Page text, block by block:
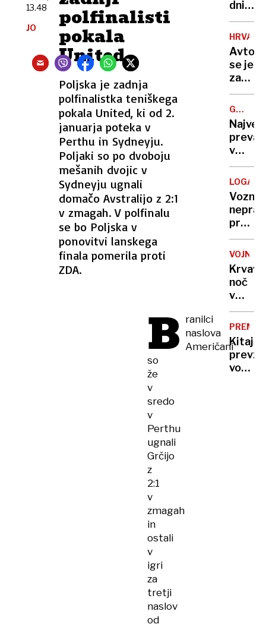
polfinalisti
pokala
United
Poljska je zadnja
polfinalistka teniškega
pokala United, ki od 2.
januarja poteka v
Perthu in Sydneyju.
Poljaki so po dvoboju
mešanih dvojic v
Sydneyju ugnali
domačo Avstralijo z 2:1
v zmagah. V polfinalu
se bo Poljska v
ponovitvi lanskega
finala pomerila proti
ZDA.
13.48
JO
B ranilci
naslova
Američani
so
že
v
sredo
v
Perthu
ugnali
Grčijo
z
2:1
v
zmagah
in
ostali
v
igri
za
tretji
naslov
od
se
izdelki
dni
po
se je
vrnil
simbol
ki je
zdaj
višji
se je
na
rampi
potniki
so
ga
tresli
in
GREGOR
v
ljudem
državo,
ki
sploh
ni
je
VOJNA
Krvava
noč
v
rakete
ubijale
v
droni
PREMIK
vodilno